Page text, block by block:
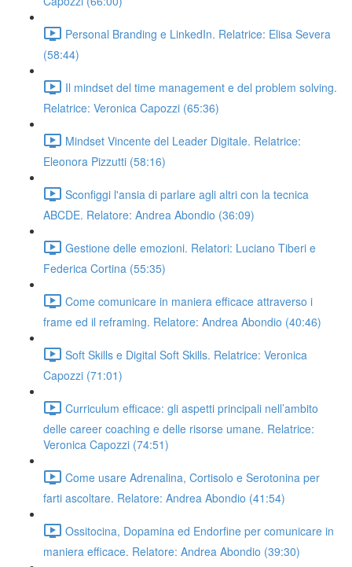
Personal Branding e LinkedIn. Relatrice: Elisa Severa
(58:44)
Il mindset del time management e del problem solving.
Relatrice: Veronica Capozzi (65:36)
Mindset Vincente del Leader Digitale. Relatrice:
Eleonora Pizzutti (58:16)
Sconfiggi l'ansia di parlare agli altri con la tecnica
ABCDE. Relatore: Andrea Abondio (36:09)
Gestione delle emozioni. Relatori: Luciano Tiberi e
Federica Cortina (55:35)
Come comunicare in maniera efficace attraverso i
frame ed il reframing. Relatore: Andrea Abondio (40:46)
Soft Skills e Digital Soft Skills. Relatrice: Veronica
Capozzi (71:01)
Curriculum efficace: gli aspetti principali nell’ambito
delle career coaching e delle risorse umane. Relatrice:
Veronica Capozzi (74:51)
Come usare Adrenalina, Cortisolo e Serotonina per
farti ascoltare. Relatore: Andrea Abondio (41:54)
Ossitocina, Dopamina ed Endorfine per comunicare in
maniera efficace. Relatore: Andrea Abondio (39:30)